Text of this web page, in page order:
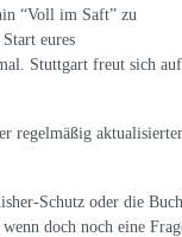
“Voll im Saft” zu
eures
Stuttgart freut sich auf
regelmäßig
Schutz oder die
doch noch eine